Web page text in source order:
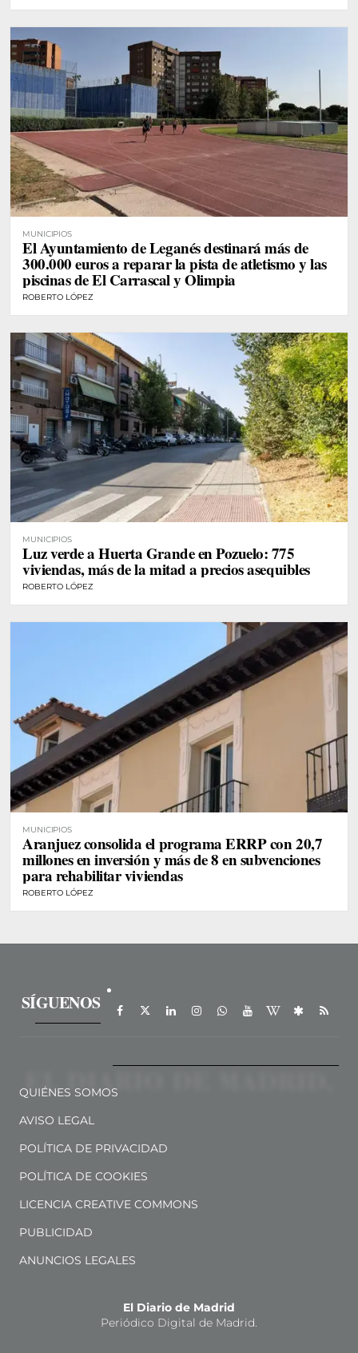
MUNICIPIOS
El Ayuntamiento de Leganés destinará más de
300.000 euros a reparar la pista de atletismo y las
piscinas de El Carrascal y Olimpia
ROBERTO LÓPEZ
MUNICIPIOS
Luz verde a Huerta Grande en Pozuelo: 775
viviendas, más de la mitad a precios asequibles
ROBERTO LÓPEZ
MUNICIPIOS
Aranjuez consolida el programa ERRP con 20,7
millones en inversión y más de 8 en subvenciones
para rehabilitar viviendas
ROBERTO LÓPEZ
SÍGUENOS
QUIÉNES SOMOS
AVISO LEGAL
POLÍTICA DE PRIVACIDAD
POLÍTICA DE COOKIES
LICENCIA CREATIVE COMMONS
PUBLICIDAD
ANUNCIOS LEGALES
El Diario de Madrid
Periódico Digital de Madrid.